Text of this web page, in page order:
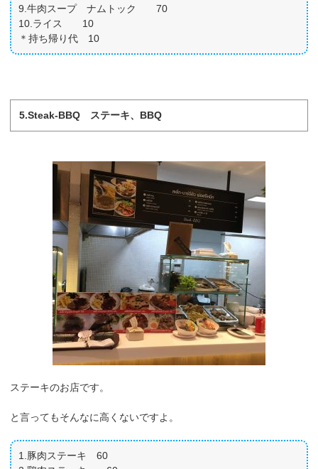
9.牛肉スープ ナムトック 70
10.ライス 10
＊持ち帰り代 10
5.Steak-BBQ ステーキ、BBQ
ステーキのお店です。
と言ってもそんなに高くないですよ。
1.豚肉ステーキ 60